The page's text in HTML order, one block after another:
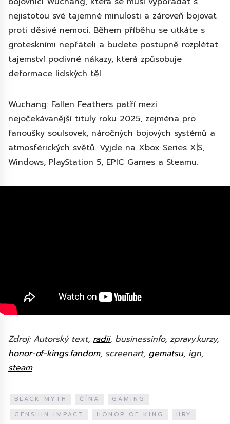
nejistotou své tajemné minulosti a zároveň bojovat
proti děsivé nemoci. Během příběhu se utkáte s
groteskními nepřáteli a budete postupně rozplétat
tajemství podivné nákazy, která způsobuje
deformace lidských těl.
Wuchang: Fallen Feathers patří mezi
nejočekávanější tituly roku 2025, zejména pro
fanoušky soulsovek, náročných bojových systémů a
atmosférických světů. Vyjde na Xbox Series X|S,
Windows, PlayStation 5, EPIC Games a Steamu.
Zdroj: Autorský text, radii, businessinfo, zpravy.kurzy,
honor-of-kings.fandom, screenart, gematsu, ign,
steam
BLACK MYTH ČÍNA
GAMING
GENSHIN IMPACT
HONOR OF KING
HRY